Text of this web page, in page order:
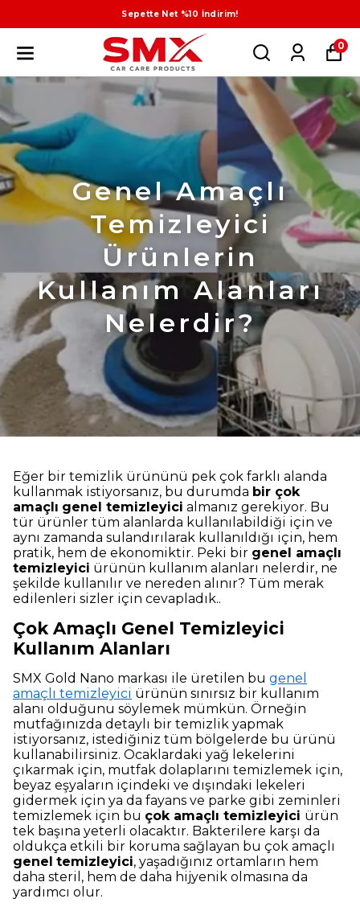
Sepette Net %10 İndirim!
0
Genel Amaçlı
Temizleyici
Ürünlerin
Kullanım Alanları
Nelerdir?
Eğer bir temizlik ürününü pek çok farklı alanda
kullanmak istiyorsanız, bu durumda bir çok
amaçlı genel temizleyici almanız gerekiyor. Bu
tür ürünler tüm alanlarda kullanılabildiği için ve
aynı zamanda sulandırılarak kullanıldığı için, hem
pratik, hem de ekonomiktir. Peki bir genel amaçlı
temizleyici ürünün kullanım alanları nelerdir, ne
şekilde kullanılır ve nereden alınır? Tüm merak
edilenleri sizler için cevapladık..
Çok Amaçlı Genel Temizleyici
Kullanım Alanları
SMX Gold Nano markası ile üretilen bu genel
amaçlı temizleyici ürünün sınırsız bir kullanım
alanı olduğunu söylemek mümkün. Örneğin
mutfağınızda detaylı bir temizlik yapmak
istiyorsanız, istediğiniz tüm bölgelerde bu ürünü
kullanabilirsiniz. Ocaklardaki yağ lekelerini
çıkarmak için, mutfak dolaplarını temizlemek için,
beyaz eşyaların içindeki ve dışındaki lekeleri
gidermek için ya da fayans ve parke gibi zeminleri
temizlemek için bu çok amaçlı temizleyici ürün
tek başına yeterli olacaktır. Bakterilere karşı da
oldukça etkili bir koruma sağlayan bu çok amaçlı
genel temizleyici, yaşadığınız ortamların hem
daha steril, hem de daha hijyenik olmasına da
yardımcı olur.